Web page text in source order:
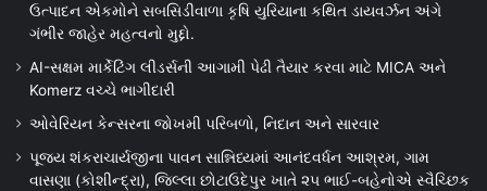
ઉત્પાદન એકમોને સબસિડીવાળા કૃષિ યુરિયાના કથિત ડાયવર્ઝન અંગે
ગંભીર જાહેર મહત્વનો મુદ્દો.
AI-સક્ષમ માર્કેટિંગ લીડર્સની આગામી પેઢી તૈયાર કરવા માટે MICA અને
Komerz વચ્ચે ભાગીદારી
ઓવેરિયન કેન્સરના જોખમી પરિબળો, નિદાન અને સારવાર
પૂજ્ય શંકરાચાર્યજીના પાવન સાન્નિધ્યમાં આનંદવર્ધન આશ્રમ, ગામ
વાસણા (કોશીન્દ્રા), જિલ્લા છોટાઉદેપુર ખાતે ૨૫ ભાઈ-બહેનોએ સ્વૈચ્છિક